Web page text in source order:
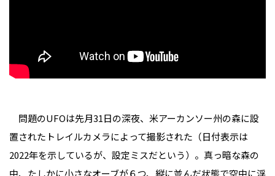
問題のUFOは先月31日の深夜、米アーカンソー州の森に設
置されたトレイルカメラによって撮影された（日付表示は
2022年を示しているが、設定ミスだという）。真っ暗な森の
中、たしかに小さなオーブが６つ、縦に並んだ状態で空中に浮